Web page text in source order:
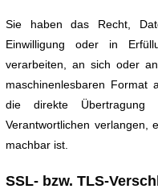
Sie haben das Recht,
Einwilligung oder in
verarbeiten, an sich oder
maschinenlesbaren Format
die direkte
Verantwortlichen verlangen,
machbar ist.
SSL- bzw. TLS-